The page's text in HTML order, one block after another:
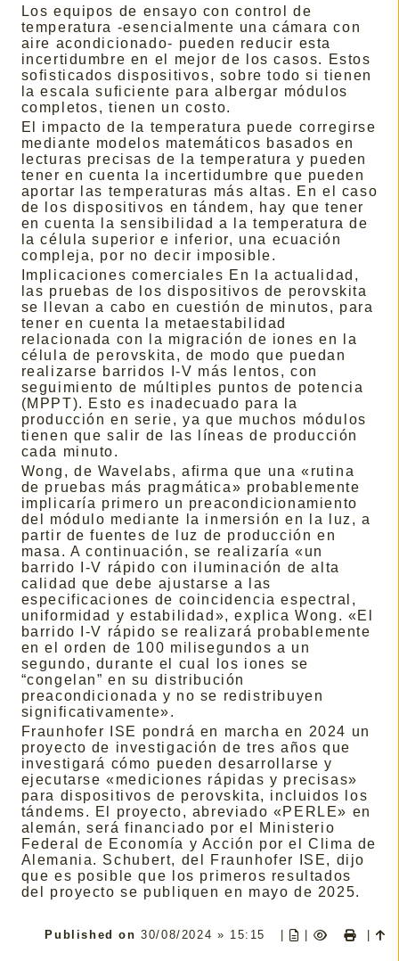
Los equipos de ensayo con control de
temperatura -esencialmente una cámara con
aire acondicionado- pueden reducir esta
incertidumbre en el mejor de los casos. Estos
sofisticados dispositivos, sobre todo si tienen
la escala suficiente para albergar módulos
completos, tienen un costo.
El impacto de la temperatura puede corregirse
mediante modelos matemáticos basados en
lecturas precisas de la temperatura y pueden
tener en cuenta la incertidumbre que pueden
aportar las temperaturas más altas. En el caso
de los dispositivos en tándem, hay que tener
en cuenta la sensibilidad a la temperatura de
la célula superior e inferior, una ecuación
compleja, por no decir imposible.
Implicaciones comerciales En la actualidad,
las pruebas de los dispositivos de perovskita
se llevan a cabo en cuestión de minutos, para
tener en cuenta la metaestabilidad
relacionada con la migración de iones en la
célula de perovskita, de modo que puedan
realizarse barridos I-V más lentos, con
seguimiento de múltiples puntos de potencia
(MPPT). Esto es inadecuado para la
producción en serie, ya que muchos módulos
tienen que salir de las líneas de producción
cada minuto.
Wong, de Wavelabs, afirma que una «rutina
de pruebas más pragmática» probablemente
implicaría primero un preacondicionamiento
del módulo mediante la inmersión en la luz, a
partir de fuentes de luz de producción en
masa. A continuación, se realizaría «un
barrido I-V rápido con iluminación de alta
calidad que debe ajustarse a las
especificaciones de coincidencia espectral,
uniformidad y estabilidad», explica Wong. «El
barrido I-V rápido se realizará probablemente
en el orden de 100 milisegundos a un
segundo, durante el cual los iones se
“congelan” en su distribución
preacondicionada y no se redistribuyen
significativamente».
Fraunhofer ISE pondrá en marcha en 2024 un
proyecto de investigación de tres años que
investigará cómo pueden desarrollarse y
ejecutarse «mediciones rápidas y precisas»
para dispositivos de perovskita, incluidos los
tándems. El proyecto, abreviado «PERLE» en
alemán, será financiado por el Ministerio
Federal de Economía y Acción por el Clima de
Alemania. Schubert, del Fraunhofer ISE, dijo
que es posible que los primeros resultados
del proyecto se publiquen en mayo de 2025.
Published on30/08/2024 » 15:15 |